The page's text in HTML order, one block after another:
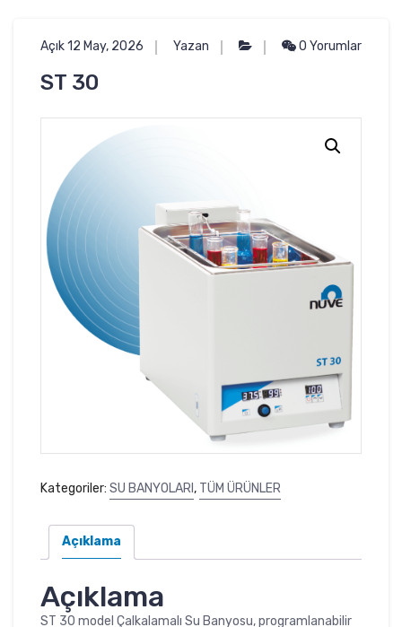
Açık 12 May, 2026 Yazan 0 Yorumlar
ST 30
Kategoriler: SU BANYOLARI, TÜM ÜRÜNLER
Açıklama
Açıklama
ST 30 model Çalkalamalı Su Banyosu, programlanabilir